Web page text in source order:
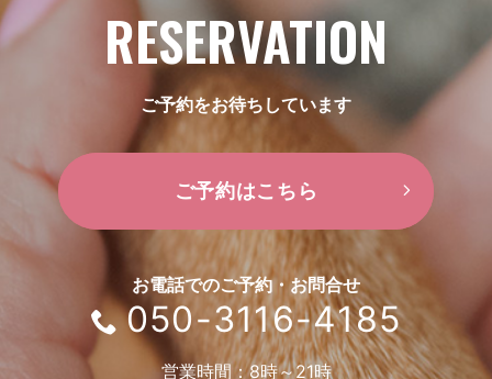
RESERVATION
ご予約をお待ちしています
ご予約はこちら
お電話でのご予約・お問合せ
050-3116-4185
営業時間：8時～21時